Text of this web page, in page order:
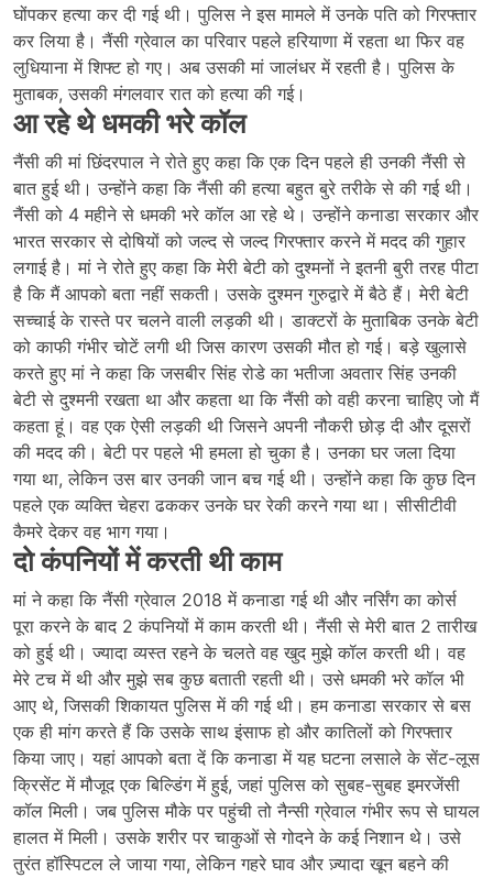
घोंपकर हत्या कर दी गई थी। पुलिस ने इस मामले में उनके पति को गिरफ्तार
कर लिया है। नैंसी ग्रेवाल का परिवार पहले हरियाणा में रहता था फिर वह
लुधियाना में शिफ्ट हो गए। अब उसकी मां जालंधर में रहती है। पुलिस के
मुताबक, उसकी मंगलवार रात को हत्या की गई।
आ रहे थे धमकी भरे कॉल
नैंसी की मां छिंदरपाल ने रोते हुए कहा कि एक दिन पहले ही उनकी नैंसी से
बात हुई थी। उन्होंने कहा कि नैंसी की हत्या बहुत बुरे तरीके से की गई थी।
नैंसी को 4 महीने से धमकी भरे कॉल आ रहे थे। उन्होंने कनाडा सरकार और
भारत सरकार से दोषियों को जल्द से जल्द गिरफ्तार करने में मदद की गुहार
लगाई है। मां ने रोते हुए कहा कि मेरी बेटी को दुश्मनों ने इतनी बुरी तरह पीटा
है कि मैं आपको बता नहीं सकती। उसके दुश्मन गुरुद्वारे में बैठे हैं। मेरी बेटी
सच्चाई के रास्ते पर चलने वाली लड़की थी। डाक्टरों के मुताबिक उनके बेटी
को काफी गंभीर चोटें लगी थी जिस कारण उसकी मौत हो गई। बड़े खुलासे
करते हुए मां ने कहा कि जसबीर सिंह रोडे का भतीजा अवतार सिंह उनकी
बेटी से दुश्मनी रखता था और कहता था कि नैंसी को वही करना चाहिए जो मैं
कहता हूं। वह एक ऐसी लड़की थी जिसने अपनी नौकरी छोड़ दी और दूसरों
की मदद की। बेटी पर पहले भी हमला हो चुका है। उनका घर जला दिया
गया था, लेकिन उस बार उनकी जान बच गई थी। उन्होंने कहा कि कुछ दिन
पहले एक व्यक्ति चेहरा ढककर उनके घर रेकी करने गया था। सीसीटीवी
कैमरे देकर वह भाग गया।
दो कंपनियों में करती थी काम
मां ने कहा कि नैंसी ग्रेवाल 2018 में कनाडा गई थी और नर्सिंग का कोर्स
पूरा करने के बाद 2 कंपनियों में काम करती थी। नैंसी से मेरी बात 2 तारीख
को हुई थी। ज्यादा व्यस्त रहने के चलते वह खुद मुझे कॉल करती थी। वह
मेरे टच में थी और मुझे सब कुछ बताती रहती थी। उसे धमकी भरे कॉल भी
आए थे, जिसकी शिकायत पुलिस में की गई थी। हम कनाडा सरकार से बस
एक ही मांग करते हैं कि उसके साथ इंसाफ हो और कातिलों को गिरफ्तार
किया जाए। यहां आपको बता दें कि कनाडा में यह घटना लसाले के सेंट-लूस
क्रिसेंट में मौजूद एक बिल्डिंग में हुई, जहां पुलिस को सुबह-सुबह इमरजेंसी
कॉल मिली। जब पुलिस मौके पर पहुंची तो नैन्सी ग्रेवाल गंभीर रूप से घायल
हालत में मिली। उसके शरीर पर चाकुओं से गोदने के कई निशान थे। उसे
तुरंत हॉस्पिटल ले जाया गया, लेकिन गहरे घाव और ज़्यादा खून बहने की